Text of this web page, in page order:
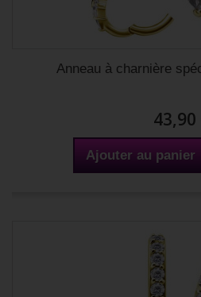
Anneau à charnière
43,90
Ajouter au panier